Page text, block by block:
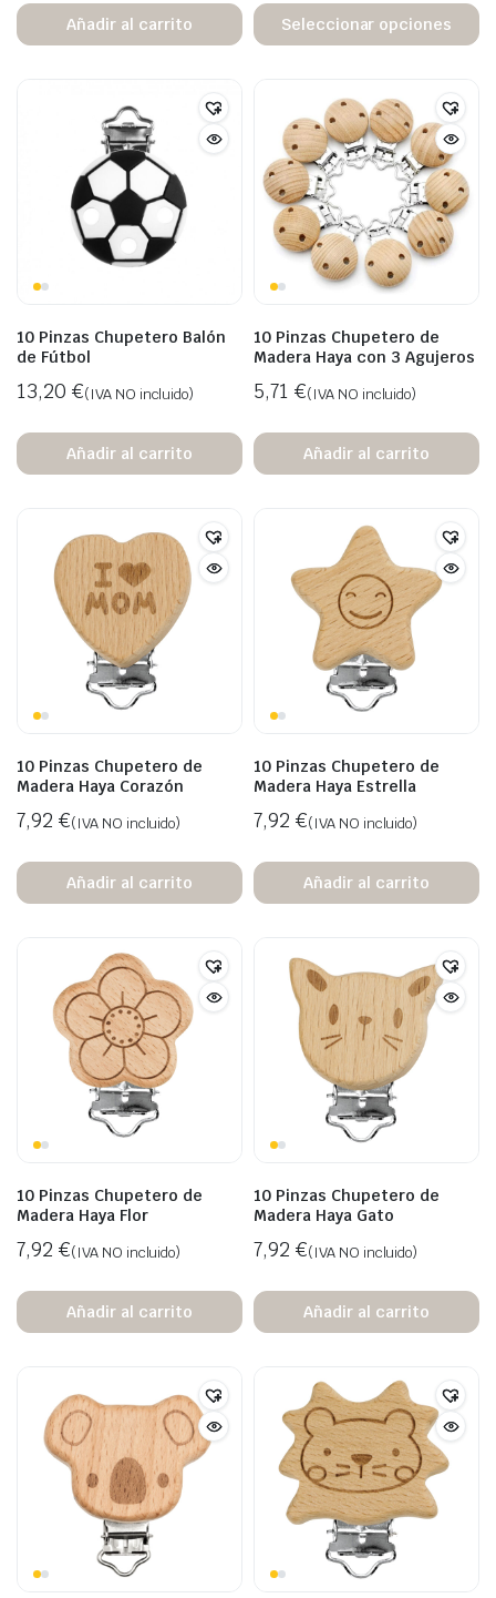
Añadir al carrito Seleccionar opciones
10 Pinzas Chupetero Balón
de Fútbol
13,20 €(IVA NO incluido)
Añadir al carrito
10 Pinzas Chupetero de
Madera Haya con 3 Agujeros
5,71 €(IVA NO incluido)
Añadir al carrito
10 Pinzas Chupetero de
Madera Haya Corazón
7,92 €(IVA NO incluido)
Añadir al carrito
10 Pinzas Chupetero de
Madera Haya Estrella
7,92 €(IVA NO incluido)
Añadir al carrito
10 Pinzas Chupetero de
Madera Haya Flor
7,92 €(IVA NO incluido)
Añadir al carrito
10 Pinzas Chupetero de
Madera Haya Gato
7,92 €(IVA NO incluido)
Añadir al carrito